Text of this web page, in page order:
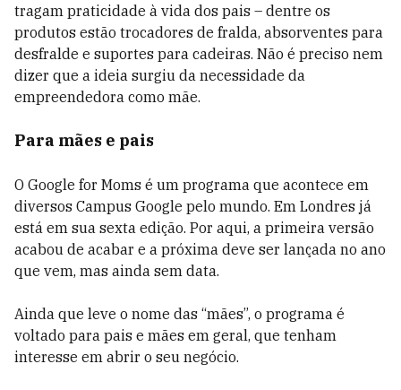
tragam praticidade à vida dos pais – dentre os
produtos estão trocadores de fralda, absorventes para
desfralde e suportes para cadeiras. Não é preciso nem
dizer que a ideia surgiu da necessidade da
empreendedora como mãe.
Para mães e pais
O Google for Moms é um programa que acontece em
diversos Campus Google pelo mundo. Em Londres já
está em sua sexta edição. Por aqui, a primeira versão
acabou de acabar e a próxima deve ser lançada no ano
que vem, mas ainda sem data.
Ainda que leve o nome das “mães”, o programa é
voltado para pais e mães em geral, que tenham
interesse em abrir o seu negócio.